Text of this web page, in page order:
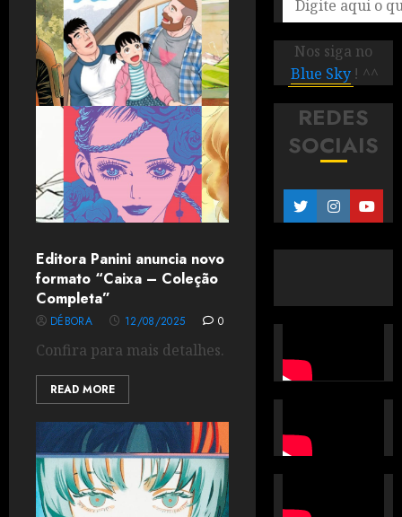
Editora Panini anuncia novo
formato “Caixa – Coleção
Completa”
DÉBORA 12/08/2025 0
Confira para mais detalhes.
READ MORE
Nos siga no
Blue Sky ! ^^
REDES
SOCIAIS